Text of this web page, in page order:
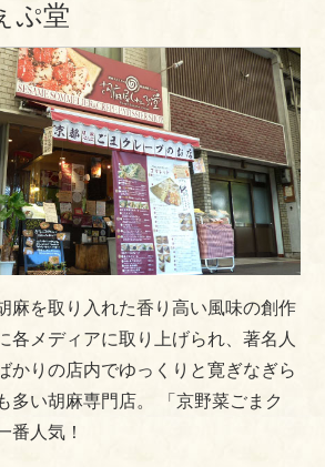
ぷ堂
麻を取り入れた香り高い風味の創作
各メディアに取り上げられ、著名人
かりの店内でゆっくりと寛ぎなぎら
多い胡麻専門店。
「京野菜ごまク
番人気！